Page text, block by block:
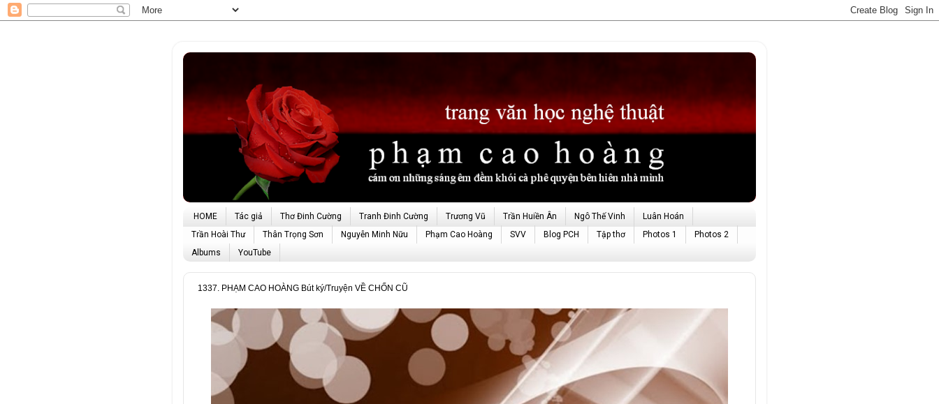
HOME Tác giả Thơ Đinh Cường Tranh Đinh Cường Trương Vũ Trần Huiền Ân Ngô Thế Vinh
Luân Hoán
Trần Hoài Thư
Thân Trọng Sơn Nguyễn Minh Nữu Phạm Cao Hoàng SVV Blog PCH Tập thơ Photos 1
Photos 2
Albums
YouTube
1337. PHẠM CAO HOÀNG Bút ký/Truyện VỀ CHỐN CŨ